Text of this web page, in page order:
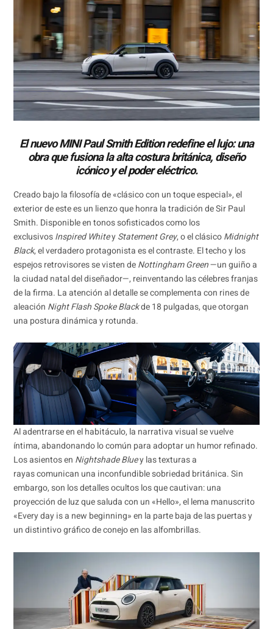
El nuevo MINI Paul Smith Edition redefine el lujo: una
obra que fusiona la alta costura británica, diseño
icónico y el poder eléctrico.
Creado bajo la filosofía de «clásico con un toque especial», el
exterior de este es un lienzo que honra la tradición de Sir Paul
Smith. Disponible en tonos sofisticados como los
exclusivosInspired WhiteyStatement Grey, o el clásicoMidnight
Black, el verdadero protagonista es el contraste. El techo y los
espejos retrovisores se visten deNottingham Green—un guiño a
la ciudad natal del diseñador—, reinventando las célebres franjas
de la firma. La atención al detalle se complementa con rines de
aleación Night Flash Spoke Blackde 18 pulgadas, que otorgan
una postura dinámica y rotunda.
Al adentrarse en el habitáculo, la narrativa visual se vuelve
íntima, abandonando lo común para adoptar un humor refinado.
Los asientos en Nightshade Bluey las texturas a
rayas comunican una inconfundible sobriedad británica. Sin
embargo, son los detalles ocultos los que cautivan: una
proyección de luz que saluda con un «Hello», el lema manuscrito
«Every day is a new beginning» en la parte baja de las puertas y
un distintivo gráfico de conejo en las alfombrillas.